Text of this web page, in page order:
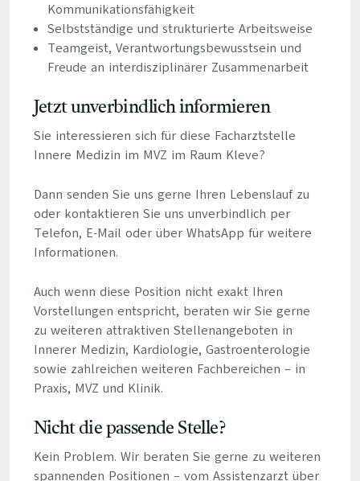
Kommunikationsfähigkeit
Selbstständige und strukturierte Arbeitsweise
Teamgeist, Verantwortungsbewusstsein und
Freude an interdisziplinärer Zusammenarbeit
Jetzt unverbindlich informieren
Sie interessieren sich für diese Facharztstelle
Innere Medizin im MVZ im Raum Kleve?
Dann senden Sie uns gerne Ihren Lebenslauf zu
oder kontaktieren Sie uns unverbindlich per
Telefon, E-Mail oder über WhatsApp für weitere
Informationen.
Auch wenn diese Position nicht exakt Ihren
Vorstellungen entspricht, beraten wir Sie gerne
zu weiteren attraktiven Stellenangeboten in
Innerer Medizin, Kardiologie, Gastroenterologie
sowie zahlreichen weiteren Fachbereichen – in
Praxis, MVZ und Klinik.
Nicht die passende Stelle?
Kein Problem. Wir beraten Sie gerne zu weiteren
spannenden Positionen – vom Assistenzarzt über